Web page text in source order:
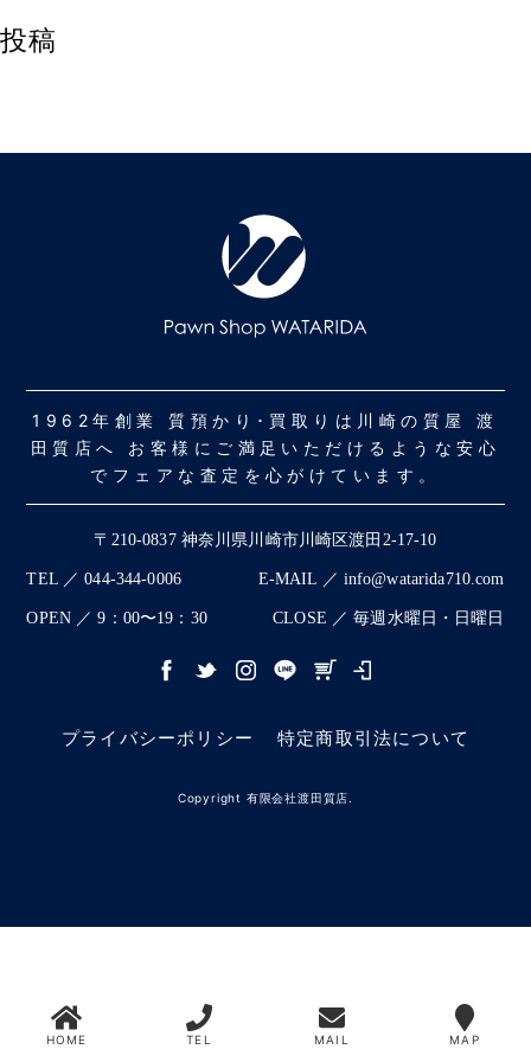
投稿
1962年創業 質預かり･買取りは川崎の質屋 渡
田質店へ お客様にご満足いただけるような安心
でフェアな査定を心がけています。
〒210-0837 神奈川県川崎市川崎区渡田2-17-10
TEL ／ 044-344-0006 E-MAIL ／ info@watarida710.com
OPEN ／ 9：00〜19：30 CLOSE ／ 毎週水曜日・日曜日
プライバシーポリシー 特定商取引法について
Copyright 有限会社渡田質店.
HOME TEL MAIL MAP